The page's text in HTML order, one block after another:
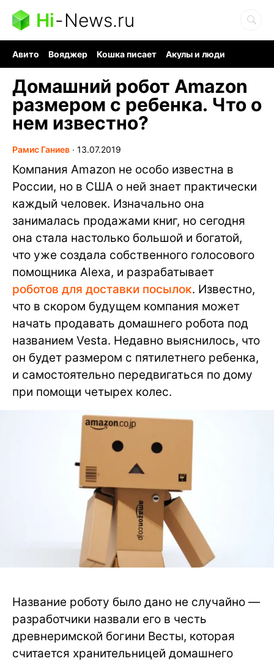
Hi-News.ru
Авито Вояджер Кошка писает
Акулы и люди
Домашний робот Amazon
размером с ребенка. Что о
нем известно?
Рамис Ганиев ∙ 13.07.2019
Компания Amazon не особо известна в
России, но в США о ней знает практически
каждый человек. Изначально она
занималась продажами книг, но сегодня
она стала настолько большой и богатой,
что уже создала собственного голосового
помощника Alexa, и разрабатывает
роботов для доставки посылок. Известно,
что в скором будущем компания может
начать продавать домашнего робота под
названием Vesta. Недавно выяснилось, что
он будет размером с пятилетнего ребенка,
и самостоятельно передвигаться по дому
при помощи четырех колес.
Название роботу было дано не случайно —
разработчики назвали его в честь
древнеримской богини Весты, которая
считается хранительницей домашнего